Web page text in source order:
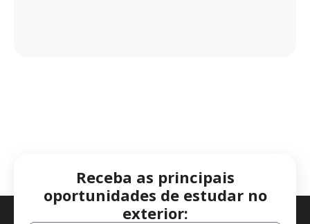
Receba as principais
oportunidades de estudar no
exterior: